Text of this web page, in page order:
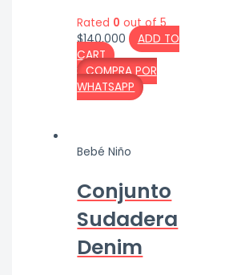
Rated 0 out of 5
$140,000
ADD TO
CART
COMPRA POR
WHATSAPP
Bebé Niño
Conjunto
Sudadera
Denim